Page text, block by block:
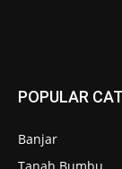
POPULAR
Banjar
Tanah Bumbu